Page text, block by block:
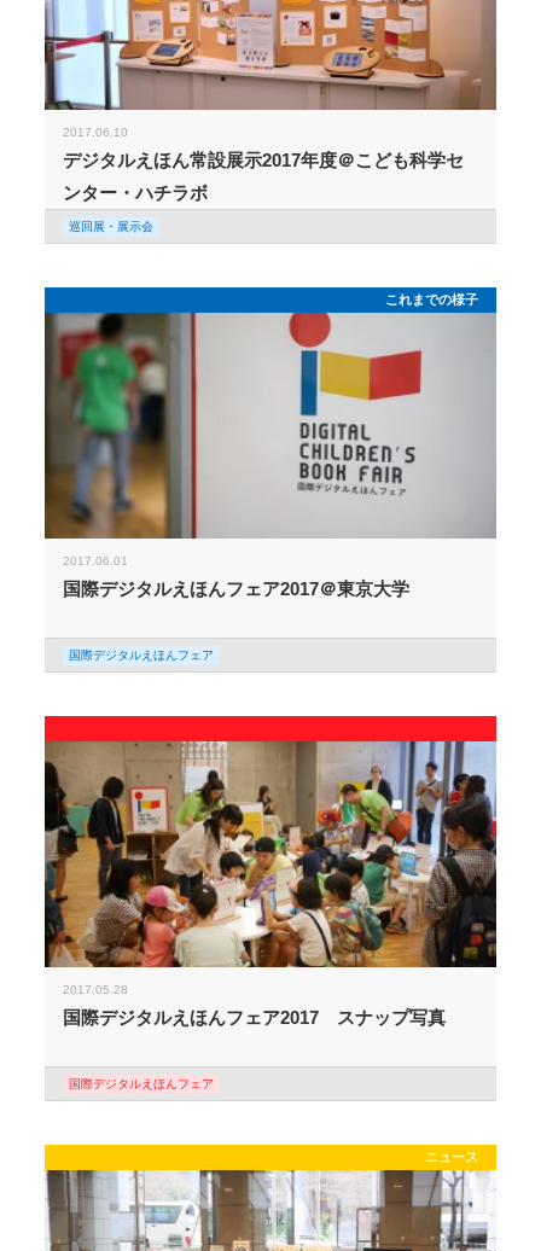
2017.06.10
デジタルえほん常設展示2017年度＠こども科学セ
ンター・ハチラボ
巡回展・展示会
これまでの様子
2017.06.01
国際デジタルえほんフェア2017＠東京大学
国際デジタルえほんフェア
2017.05.28
国際デジタルえほんフェア2017 スナップ写真
国際デジタルえほんフェア
ニュース